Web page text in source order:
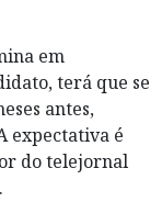
em
terá que se
antes,
expectativa é
do telejornal